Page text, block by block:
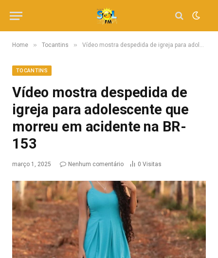
Home » Tocantins » Vídeo mostra despedida de igreja para adolescente que morreu em acidente na BR-153
TOCANTINS
Vídeo mostra despedida de
igreja para adolescente que
morreu em acidente na BR-
153
março 1, 2025 Nenhum comentário 0 Visitas